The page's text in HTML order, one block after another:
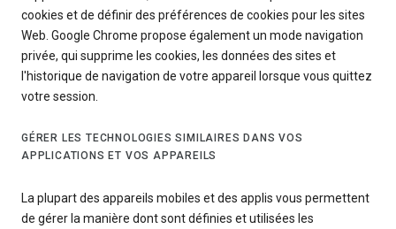
cookies et de définir des préférences de cookies pour les sites
Web. Google Chrome propose également un mode navigation
privée, qui supprime les cookies, les données des sites et
l'historique de navigation de votre appareil lorsque vous quittez
votre session.
GÉRER LES TECHNOLOGIES SIMILAIRES DANS VOS
APPLICATIONS ET VOS APPAREILS
La plupart des appareils mobiles et des applis vous permettent
de gérer la manière dont sont définies et utilisées les